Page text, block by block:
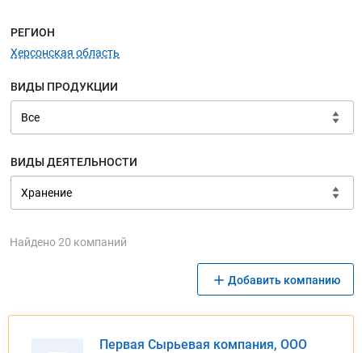
Меню навигации
РЕГИОН
Херсонская область
ВИДЫ ПРОДУКЦИИ
ВИДЫ ДЕЯТЕЛЬНОСТИ
Найдено 20 компаний
Добавить компанию
Первая Сырьевая компания, ООО